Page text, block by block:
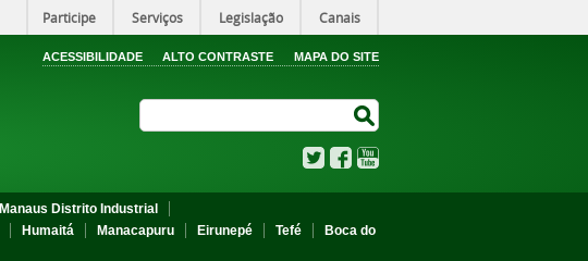
Participe Serviços Legislação Canais
ACESSIBILIDADE ALTO CONTRASTE MAPA DO SITE
TwitterFacebook
Manaus Distrito Industrial
Humaitá Manacapuru Eirunepé Tefé
Boca do